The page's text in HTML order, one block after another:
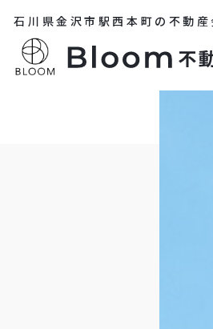
石川県金沢市駅西本町の不動産